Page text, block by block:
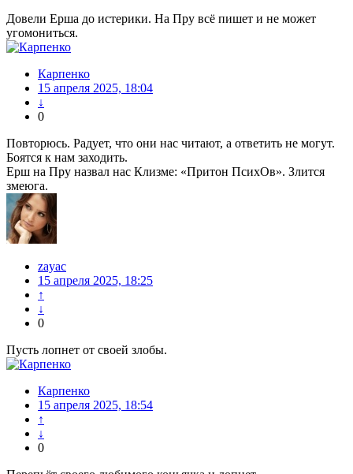
Довели Ерша до истерики. На Пру всё пишет и не может
угомониться.
Карпенко
15 апреля 2025, 18:04
↓
0
Повторюсь. Радует, что они нас читают, а ответить не могут.
Боятся к нам заходить.
Ерш на Пру назвал нас Клизме: «Притон ПсихОв». Злится
змеюга.
zayac
15 апреля 2025, 18:25
↑
↓
0
Пусть лопнет от своей злобы.
Карпенко
15 апреля 2025, 18:54
↑
↓
0